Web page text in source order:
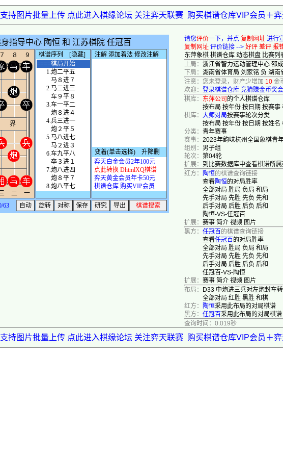
持图片批量上传 点此进入棋缘论坛 关注弈天联赛 购买棋谱仓库VIP会员＋
请您评价一下，并点 复制网址 进行
复制网址 评价链接 --> 好评 差评 报
东萍象棋 棋谱仓库 动态棋盘 比赛列
上局： 浙江省智力运动管理中心 邵
下局： 湖南省体育局 刘家铭 负 湖南
注意：您未登录，财产少增加 10 金
欢迎： 登录棋谱仓库 竞猜赚金币奖
棋库： 东萍公司 的个人棋谱仓库
按布局 按年份 按日期 按赛事
棋库： 大师对局按赛事轮次分类
按布局 按年份 按日期 按姓名
分类： 青年赛事
赛事： 2023年韵味杭州全国象棋青
组别： 男子组
轮次： 第04轮
扩展： 到比赛数据库中查看棋谱所
红方：
陶恒的棋谱查询链接
查看陶恒的对局胜率
全部对局 胜局 负局 和局
先手对局 先胜 先负 先和
后手对局 后胜 后负 后和
陶恒-VS-任冠百
扩展： 赛事 简介 视频 图片
黑方： 任冠百 的棋谱查询链接
查看任冠百 的对局胜率
全部对局 胜局 负局 和局
先手对局 先胜 先负 先和
后手对局 后胜 后负 后和
任冠百-VS-陶恒
扩展： 赛事 简介 视频 图片
布局：
D33 中炮进三兵对左炮封车
全部对局 红胜 黑胜 和棋
红方：
陶恒采用此布局的对局棋谱
黑方： 任冠百采用此布局的对局棋谱
查询时间：0.019秒
持图片批量上传 点此进入棋缘论坛 关注弈天联赛 购买棋谱仓库VIP会员＋